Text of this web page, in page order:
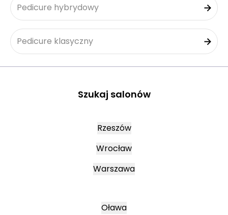
Pedicure hybrydowy
Pedicure klasyczny
Szukaj salonów
Rzeszów
Wrocław
Warszawa
Oława